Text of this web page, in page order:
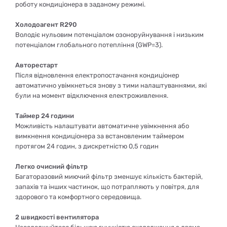
роботу кондиціонера в заданому режимі.
Холодоагент R290
Володіє нульовим потенціалом озоноруйнування і низьким
потенціалом глобального потепління (GWP=3).
Авторестарт
Після відновлення електропостачання кондиціонер
автоматично увімкнеться знову з тими налаштуваннями, які
були на момент відключення електроживлення.
Таймер 24 години
Можливість налаштувати автоматичне увімкнення або
вимкнення кондиціонера за встановленим таймером
протягом 24 годин, з дискретністю 0,5 годин
Легко очисний фільтр
Багаторазовий миючий фільтр зменшує кількість бактерій,
запахів та інших частинок, що потрапляють у повітря, для
здорового та комфортного середовища.
2 швидкості вентилятора